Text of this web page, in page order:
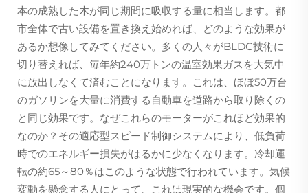
本の成熟した木が同じ期間に吸収する量に相当します。都
市全体で古い設備を置き換え始めれば、どのような効果が
あるか想像してみてください。多くの人々がBLDC技術に
切り替えれば、毎年約240万トンの温室効果ガスを大気中
に放出しなくて済むことになります。これは、ほぼ50万台
のガソリンを大量に消費する自動車を道路から取り除くの
と同じ効果です。なぜこれらのモーターがこれほど効果的
なのか？その適応型スピード制御システムにより、低負荷
時でのエネルギー損失がはるかに少なくなります。冷却運
転の約65～80％はこのような状態で行われています。気候
変動を懸念する人にとって、これは現実的な機会です。個